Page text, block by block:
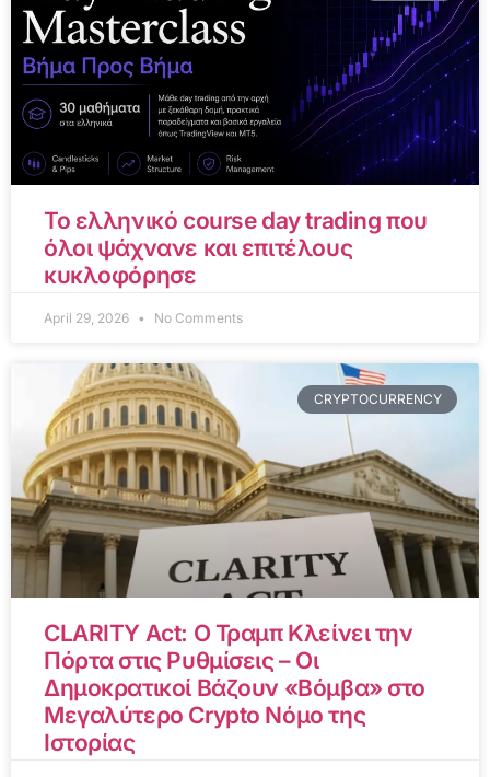
Το ελληνικό course day trading που
όλοι ψάχνανε και επιτέλους
κυκλοφόρησε
April 29, 2026 No Comments
CRYPTOCURRENCY
CLARITY Act: Ο Τραμπ Κλείνει την
Πόρτα στις Ρυθμίσεις – Οι
Δημοκρατικοί Βάζουν «Βόμβα» στο
Μεγαλύτερο Crypto Νόμο της
Ιστορίας